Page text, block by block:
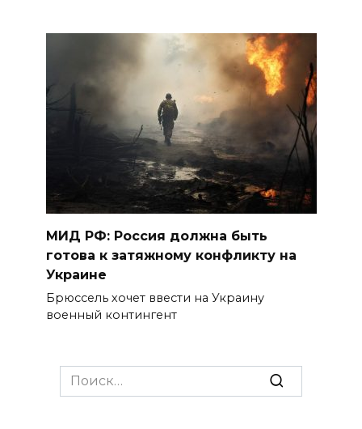
МИД РФ: Россия должна быть
готова к затяжному конфликту на
Украине
Брюссель хочет ввести на Украину
военный контингент
Search
for: